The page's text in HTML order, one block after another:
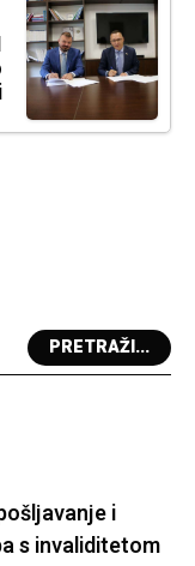
PRETRAŽI...
i
s invaliditetom